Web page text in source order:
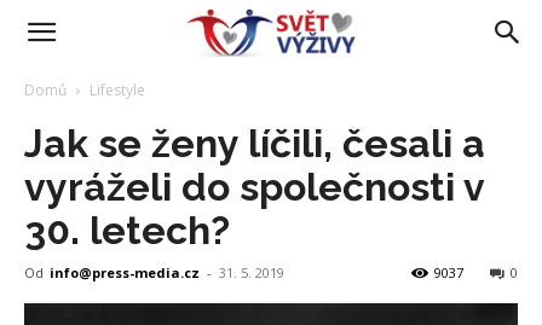
Domů Lifestyle
Jak se ženy líčili, česali a
vyráželi do společnosti v
30. letech?
Od info@press-media.cz - 31. 5. 2019 0
9037